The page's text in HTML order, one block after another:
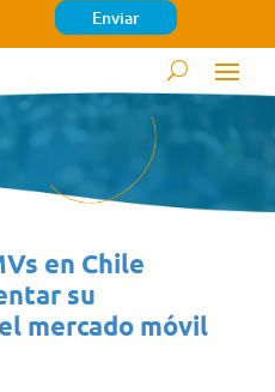
en Chile
su
mercado móvil